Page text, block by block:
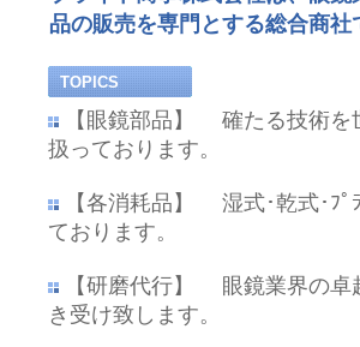
品の販売を専門とする総合商社
TOPICS
【眼鏡部品】 確たる技術を
扱っております。
【各消耗品】 湿式･乾式･ﾌﾟ
ております。
【研磨代行】 眼鏡業界の卓
き受け致します。